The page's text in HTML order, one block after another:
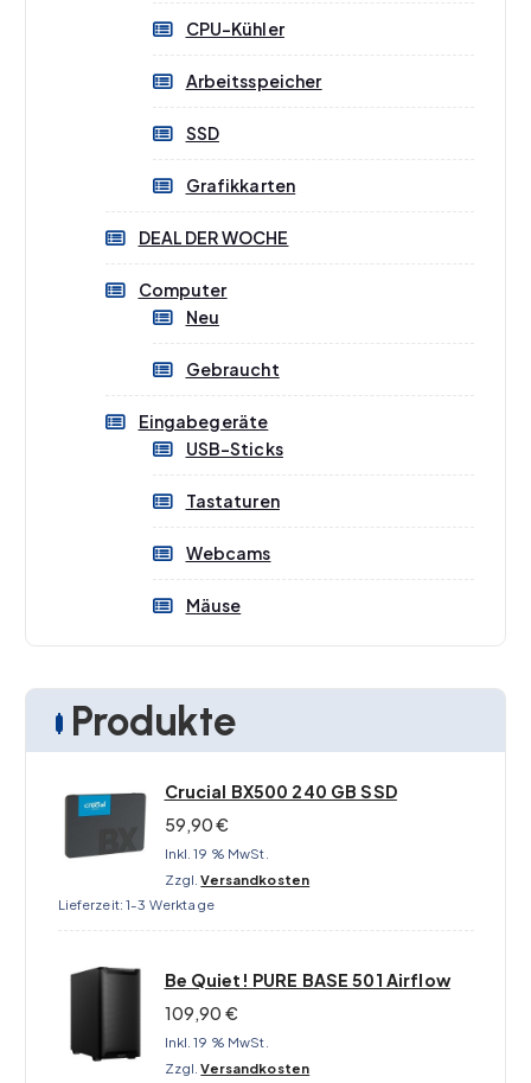
CPU-Kühler
Arbeitsspeicher
SSD
Grafikkarten
DEAL DER WOCHE
Computer
Neu
Gebraucht
Eingabegeräte
USB-Sticks
Tastaturen
Webcams
Mäuse
Produkte
Crucial BX500 240 GB SSD
59,90€
Inkl. 19 % MwSt.
Zzgl.Versandkosten
Lieferzeit:1-3 Werktage
Be Quiet! PURE BASE 501 Airflow
109,90 €
Inkl. 19 % MwSt.
Zzgl.Versandkosten